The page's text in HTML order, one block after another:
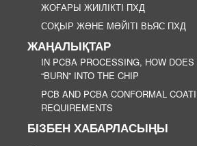
ЖОҒАРЫ ЖИІЛІКТІ ПХД
СОҚЫР ЖӘНЕ МӘЙІТІ ВЬЯС ПХД
ЖАҢАЛЫҚТАР
IN PCBA PROCESSING, HOW
“BURN” INTO THE CHIP
PCB AND PCBA CONFORMAL
REQUIREMENTS
БІЗБЕН ХАБАРЛАСЫҢЫ